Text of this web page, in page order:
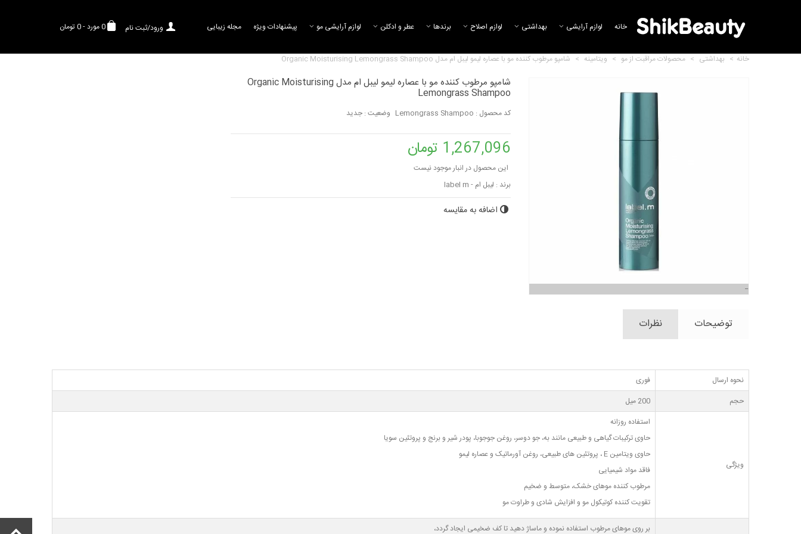
0مورد-0 تومان ورود/ثبت نام خانه لوازم آرایشی بهداشتی لوازم اصلاح برند‌ها عطر و ادکلن لوازم آرایشی مو پیشنهادات ویژه مجله زیبایی
خانه > بهداشتی > محصولات مراقبت از مو > ویتامینه > شامپو مرطوب کننده مو با عصاره لیمو لیبل ام مدل Organic Moisturising Lemongrass Shampoo
شامپو مرطوب کننده مو با عصاره لیمو لیبل ام مدل Organic Moisturising
Lemongrass Shampoo
کد محصول : Lemongrass Shampoo وضعیت : جدید
1,267,096 تومان
این محصول در انبار موجود نیست
برند : لیبل ام - label m
اضافه به مقایسه
توضیحات نظرات
نحوه ارسال
فوری
حجم
200 میل
ویژگی
استفاده روزانه
حاوی ترکیبات گیاهی و طبیعی مانند به، جو دوسر، روغن جوجوبا، پودر شیر و برنج و پروتئین سویا
حاوی ویتامین E ، پروتئین های طبیعی، روغن آورماتیک و عصاره لیمو
فاقد مواد شیمیایی
مرطوب کننده موهای خشک، متوسط و ضخیم
تقویت کننده کوتیکول مو و افزایش شادی و طراوت مو
بر روی موهای مرطوب استفاده نموده و ماساژ دهید تا کف ضخیمی ایجاد گردد،